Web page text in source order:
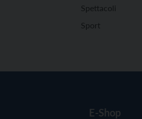
Spettacoli
Sport
E-Shop